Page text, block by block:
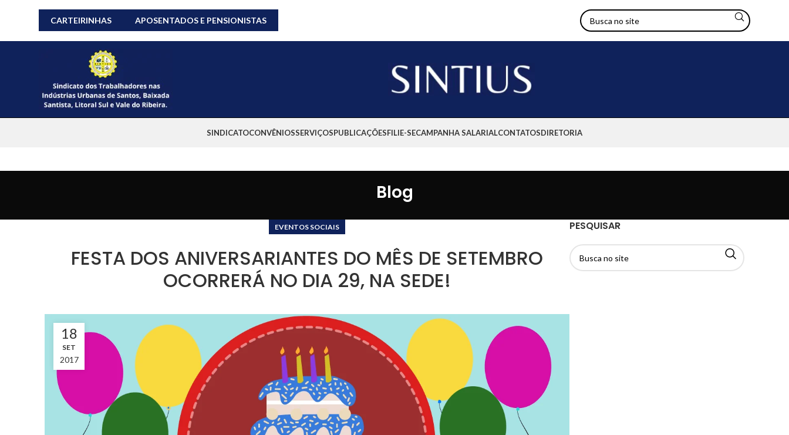
CARTEIRINHAS APOSENTADOS E PENSIONISTAS
SINDICATOCONVÊNIOSSERVIÇOSPUBLICAÇÕESFILIE-SECAMPANHA SALARIALCONTATOSDIRETORIA
Blog
EVENTOS SOCIAIS
FESTA DOS ANIVERSARIANTES DO MÊS DE SETEMBRO
OCORRERÁ NO DIA 29, NA SEDE!
18
SET
2017
PESQUISAR